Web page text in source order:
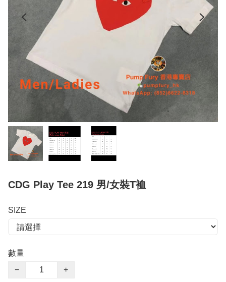
CDG Play Tee 219 男/女裝T裇
SIZE
數量
−
+